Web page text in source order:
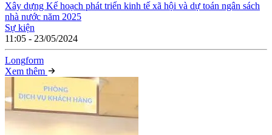
Xây dựng Kế hoạch phát triển kinh tế xã hội và dự toán ngân sách
nhà nước năm 2025
Sự kiện
11:05 - 23/05/2024
Longform
Xem thêm